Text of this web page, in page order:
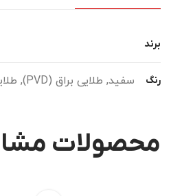
برند
رنگ سفید, طلایی براق (PVD), طلایی مات (PVD), کروم, مشکی
محصولات